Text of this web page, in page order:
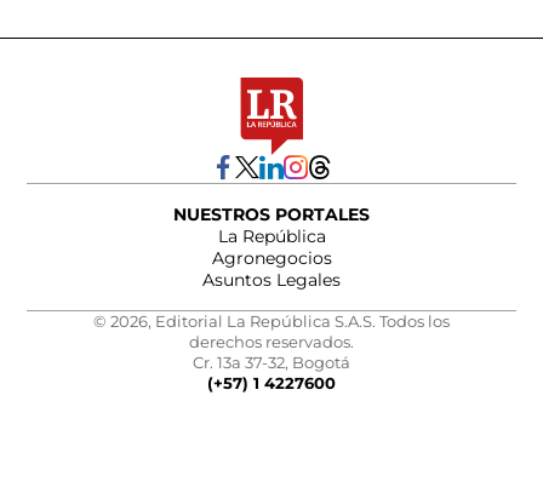
NUESTROS PORTALES
La República
Agronegocios
Asuntos Legales
© 2026, Editorial La República S.A.S. Todos los
derechos reservados.
Cr. 13a 37-32, Bogotá
(+57) 1 4227600